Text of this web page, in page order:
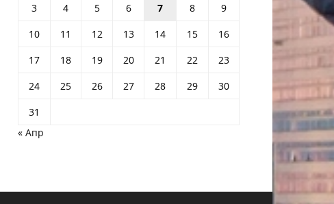
3
4 5 6 7 8
9
10
11 12 13 14 15
16
17
18 19 20 21 22
23
24
25 26 27 28 29
30
31
« Апр